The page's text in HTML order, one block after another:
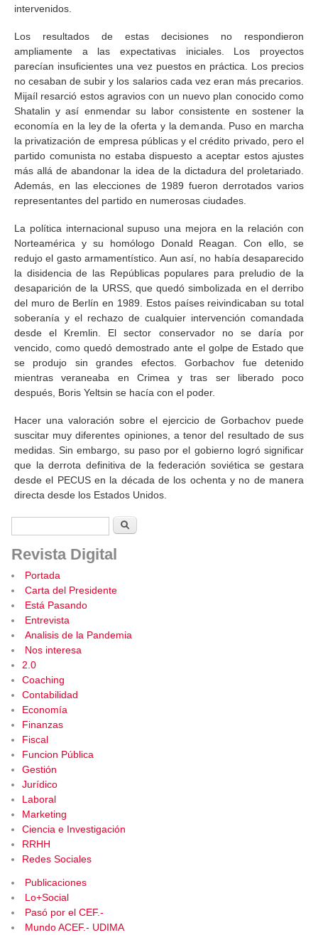
intervenidos.
Los resultados de estas decisiones no respondieron
ampliamente a las expectativas iniciales. Los proyectos
parecían insuficientes una vez puestos en práctica. Los precios
no cesaban de subir y los salarios cada vez eran más precarios.
Mijaíl resarció estos agravios con un nuevo plan conocido como
Shatalin y así enmendar su labor consistente en sostener la
economía en la ley de la oferta y la demanda. Puso en marcha
la privatización de empresa públicas y el crédito privado, pero el
partido comunista no estaba dispuesto a aceptar estos ajustes
más allá de abandonar la idea de la dictadura del proletariado.
Además, en las elecciones de 1989 fueron derrotados varios
representantes del partido en numerosas ciudades.
La política internacional supuso una mejora en la relación con
Norteamérica y su homólogo Donald Reagan. Con ello, se
redujo el gasto armamentístico. Aun así, no había desaparecido
la disidencia de las Repúblicas populares para preludio de la
desaparición de la URSS, que quedó simbolizada en el derribo
del muro de Berlín en 1989. Estos países reivindicaban su total
soberanía y el rechazo de cualquier intervención comandada
desde el Kremlin. El sector conservador no se daría por
vencido, como quedó demostrado ante el golpe de Estado que
se produjo sin grandes efectos. Gorbachov fue detenido
mientras veraneaba en Crimea y tras ser liberado poco
después, Boris Yeltsin se hacía con el poder.
Hacer una valoración sobre el ejercicio de Gorbachov puede
suscitar muy diferentes opiniones, a tenor del resultado de sus
medidas. Sin embargo, su paso por el gobierno logró significar
que la derrota definitiva de la federación soviética se gestara
desde el PECUS en la década de los ochenta y no de manera
directa desde los Estados Unidos.
Formulario de búsqueda
Buscar
Revista Digital
Portada
Carta del Presidente
Está Pasando
Entrevista
Analisis de la Pandemia
Nos interesa
2.0
Coaching
Contabilidad
Economía
Finanzas
Fiscal
Funcion Pública
Gestión
Jurídico
Laboral
Marketing
Ciencia e Investigación
RRHH
Redes Sociales
Publicaciones
Lo+Social
Pasó por el CEF.-
Mundo ACEF.- UDIMA